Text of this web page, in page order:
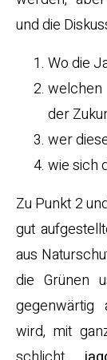
und die
Wo die
der
wer
wie sich
Zu Punkt 2
gut
aus
die Grünen
gegenwärtig
wird, mit